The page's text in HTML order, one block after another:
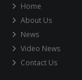
Home
About Us
News
Video News
Contact Us